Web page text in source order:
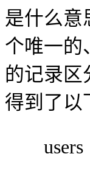
是什么意
个唯一的
的记录区
得到了以
users